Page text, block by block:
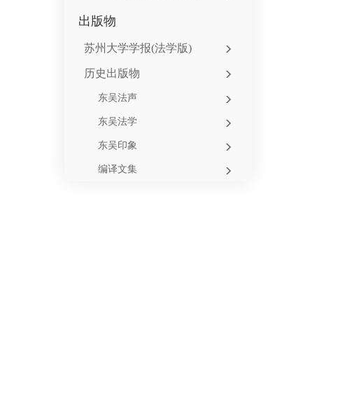
出版物
苏州大学学报(法学版)
历史出版物
东吴法声
东吴法学
东吴印象
编译文集